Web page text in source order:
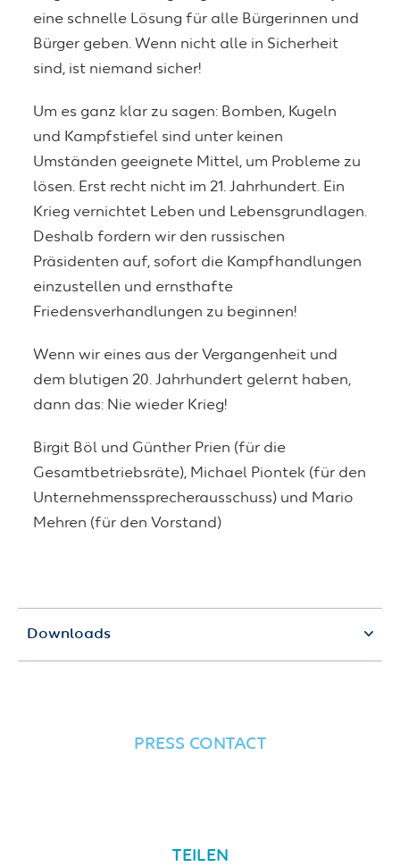
eine schnelle Lösung für alle Bürgerinnen und
Bürger geben. Wenn nicht alle in Sicherheit
sind, ist niemand sicher!
Um es ganz klar zu sagen: Bomben, Kugeln
und Kampfstiefel sind unter keinen
Umständen geeignete Mittel, um Probleme zu
lösen. Erst recht nicht im 21. Jahrhundert. Ein
Krieg vernichtet Leben und Lebensgrundlagen.
Deshalb fordern wir den russischen
Präsidenten auf, sofort die Kampfhandlungen
einzustellen und ernsthafte
Friedensverhandlungen zu beginnen!
Wenn wir eines aus der Vergangenheit und
dem blutigen 20. Jahrhundert gelernt haben,
dann das: Nie wieder Krieg!
Birgit Böl und Günther Prien (für die
Gesamtbetriebsräte), Michael Piontek (für den
Unternehmenssprecherausschuss) und Mario
Mehren (für den Vorstand)
Downloads
PRESS CONTACT
TEILEN